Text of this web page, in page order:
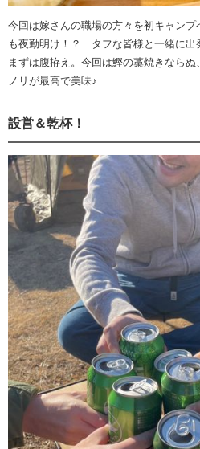
今回は嫁さんの職場の方々を初キャン
も夜勤明け！？ タフな皆様と一緒に出
まずは腹拵え。今回は鰹の藁焼きなら
ノリが最高で美味♪
設営＆乾杯！